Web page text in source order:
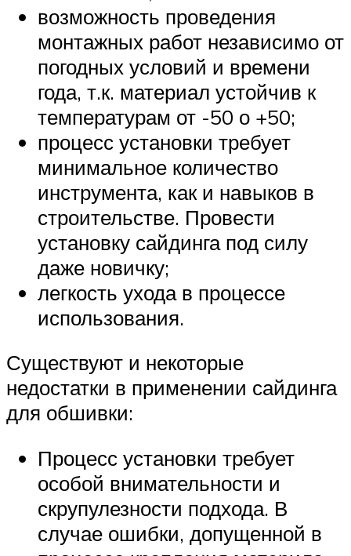
возможность проведения
монтажных работ независимо от
погодных условий и времени
года, т.к. материал устойчив к
температурам от -50 о +50;
процесс установки требует
минимальное количество
инструмента, как и навыков в
строительстве. Провести
установку сайдинга под силу
даже новичку;
легкость ухода в процессе
использования.
Существуют и некоторые
недостатки в применении сайдинга
для обшивки:
Процесс установки требует
особой внимательности и
скрупулезности подхода. В
случае ошибки, допущенной в